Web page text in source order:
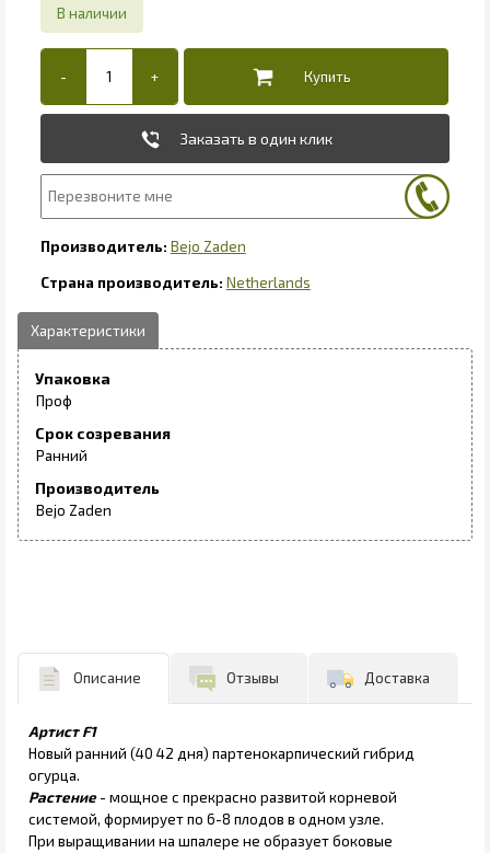
Заказать в один клик
Bejo Zaden
Netherlands
Упаковка
Проф
Срок созревания
Ранний
Производитель
Bejo Zaden
Описание Отзывы Доставка
Артист F1
Новый ранний (40 42 дня) партенокарпический гибрид
огурца.
Растение - мощное с прекрасно развитой корневой
системой, формирует по 6-8 плодов в одном узле.
При выращивании на шпалере не образует боковые